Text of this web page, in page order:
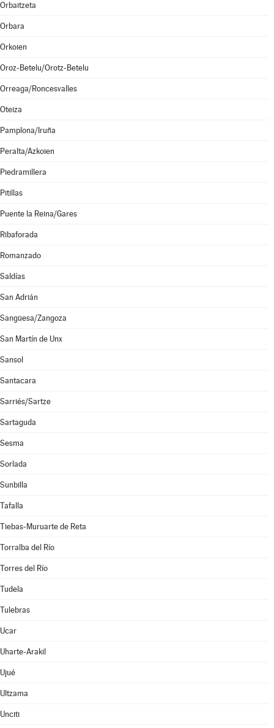
Orbaitzeta
Orbara
Orkoien
Oroz-Betelu/Orotz-Betelu
Orreaga/Roncesvalles
Oteiza
Pamplona/Iruña
Peralta/Azkoien
Piedramillera
Pitillas
Puente la Reina/Gares
Ribaforada
Romanzado
Saldías
San Adrián
Sangüesa/Zangoza
San Martín de Unx
Sansol
Santacara
Sarriés/Sartze
Sartaguda
Sesma
Sorlada
Sunbilla
Tafalla
Tiebas-Muruarte de Reta
Torralba del Río
Torres del Río
Tudela
Tulebras
Ucar
Uharte-Arakil
Ujué
Ultzama
Unciti